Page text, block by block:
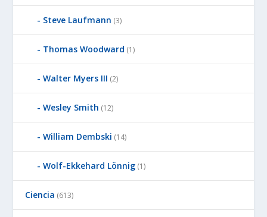
Steve Laufmann (3)
Thomas Woodward (1)
Walter Myers III (2)
Wesley Smith (12)
William Dembski (14)
Wolf-Ekkehard Lönnig (1)
Ciencia (613)